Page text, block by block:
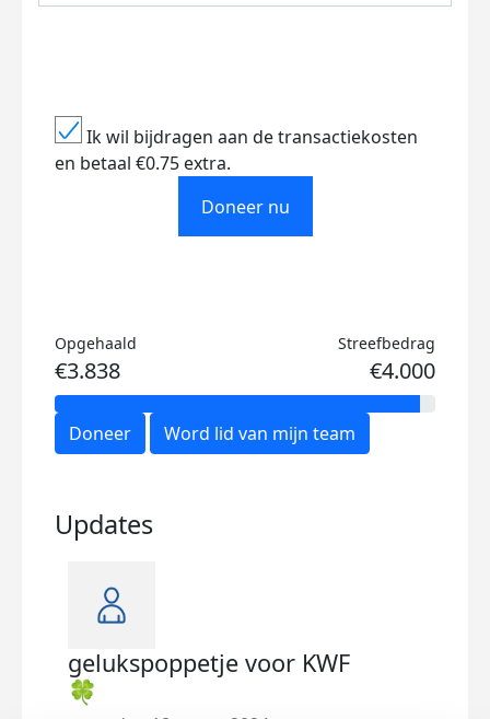
Ik wil bijdragen aan de transactiekosten
en betaal €0.75 extra.
Doneer nu
Opgehaald
€3.838
Streefbedrag
€4.000
Doneer Word lid van mijn team
Updates
gelukspoppetje voor KWF
🍀